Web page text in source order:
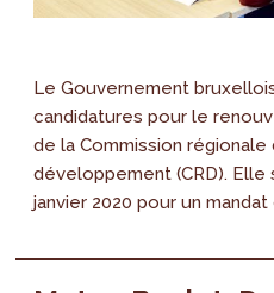
Le Gouvernement
candidatures pour le
de la Commission régionale
développement (CRD). Elle
janvier 2020 pour un mandat